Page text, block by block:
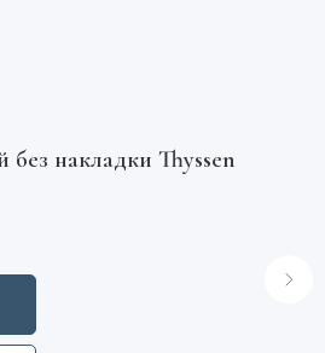
накладки Thyssen